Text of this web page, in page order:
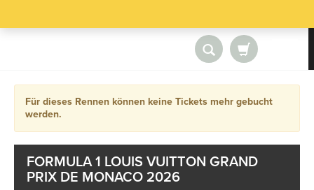
Für dieses Rennen können keine Tickets mehr gebucht
werden.
FORMULA 1 LOUIS VUITTON GRAND
PRIX DE MONACO 2026